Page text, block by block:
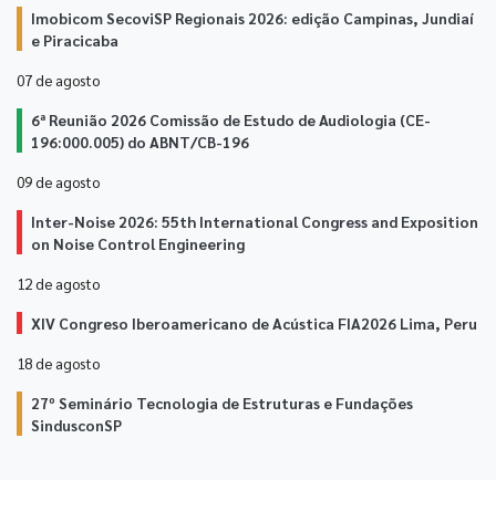
Imobicom SecoviSP Regionais 2026: edição Campinas, Jundiaí
e Piracicaba
07 de agosto
6ª Reunião 2026 Comissão de Estudo de Audiologia (CE-
196:000.005) do ABNT/CB-196
09 de agosto
Inter-Noise 2026: 55th International Congress and Exposition
on Noise Control Engineering
12 de agosto
XIV Congreso Iberoamericano de Acústica FIA2026 Lima, Peru
18 de agosto
27º Seminário Tecnologia de Estruturas e Fundações
SindusconSP